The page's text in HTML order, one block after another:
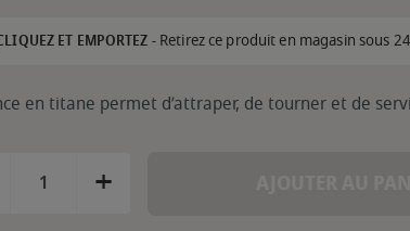
ET EMPORTEZ -Retirez ce produit en magasin sous
en titane permet d’attraper, de tourner et de
+